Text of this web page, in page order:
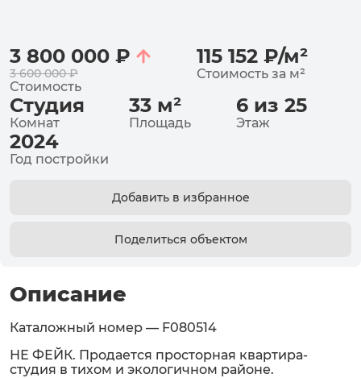
3 800 000 ₽
3 600 000 ₽
Стоимость
115 152 ₽/м²
Стоимость за м²
Студия
Комнат
33 м²
Площадь
6 из 25
Этаж
2024
Год постройки
Добавить в избранное
Поделиться объектом
Описание
Каталожный номер — F080514
НЕ ФЕЙК. Продается просторная квартира-
студия в тихом и экологичном районе.